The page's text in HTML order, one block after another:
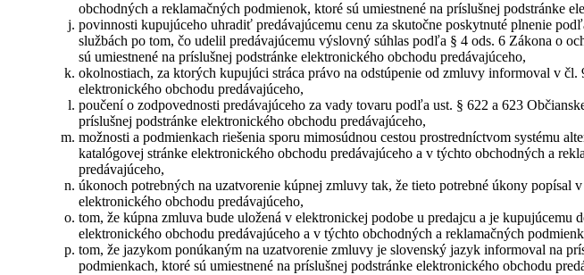
obchodných a reklamačných podmienok, ktoré sú umiestnené na príslušnej podstránke
povinnosti kupujúceho uhradiť predávajúcemu cenu za skutočne poskytnuté plnenie
službách po tom, čo udelil predávajúcemu výslovný súhlas podľa § 4 ods. 6 Zákona o
sú umiestnené na príslušnej podstránke elektronického obchodu predávajúceho,
okolnostiach, za ktorých kupujúci stráca právo na odstúpenie od zmluvy informoval v
elektronického obchodu predávajúceho,
poučení o zodpovednosti predávajúceho za vady tovaru podľa ust. § 622 a 623
príslušnej podstránke elektronického obchodu predávajúceho,
možnosti a podmienkach riešenia sporu mimosúdnou cestou prostredníctvom systému
katalógovej stránke elektronického obchodu predávajúceho a v týchto obchodných a
predávajúceho,
úkonoch potrebných na uzatvorenie kúpnej zmluvy tak, že tieto potrebné úkony popísal
elektronického obchodu predávajúceho,
tom, že kúpna zmluva bude uložená v elektronickej podobe u predajcu a je
elektronického obchodu predávajúceho a v týchto obchodných a reklamačných
tom, že jazykom ponúkaným na uzatvorenie zmluvy je slovenský jazyk informoval na
podmienkach, ktoré sú umiestnené na príslušnej podstránke elektronického obchodu